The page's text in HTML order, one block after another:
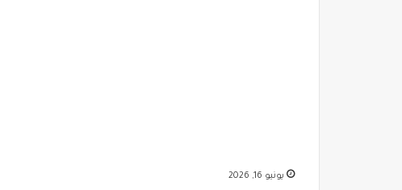
يونيو 16, 2026